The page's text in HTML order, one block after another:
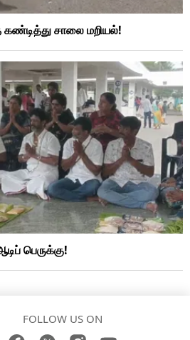
சாலை மறியல்!
பெருக்கு!
FOLLOW US ON